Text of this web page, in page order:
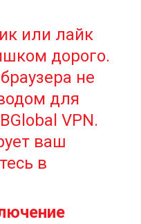
или лайк
дорого.
не
для
VPN.
ваш
в